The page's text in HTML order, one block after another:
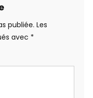
publiée. Les
avec *